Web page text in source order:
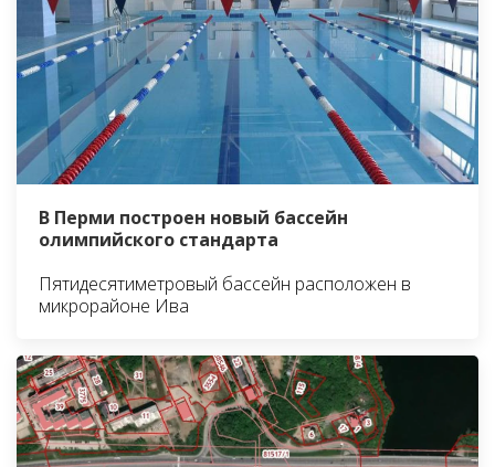
В Перми построен новый бассейн
олимпийского стандарта
Пятидесятиметровый бассейн расположен в
микрорайоне Ива